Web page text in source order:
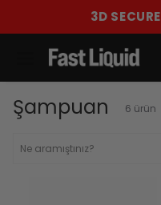
3D
Şampuan 6 ürün